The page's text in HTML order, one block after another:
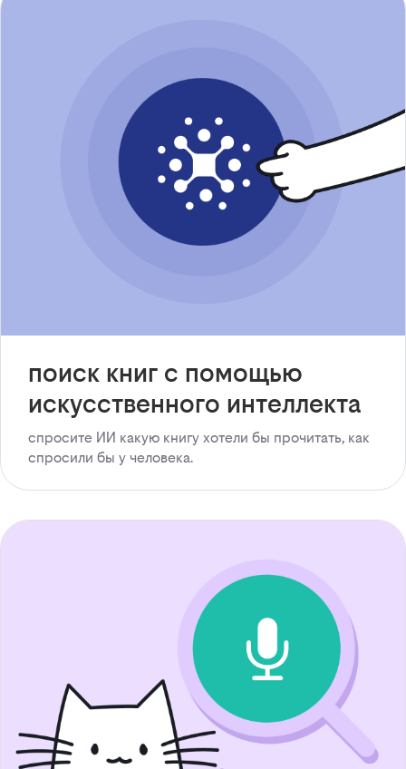
поиск книг с помощью
искусственного интеллекта
спросите ИИ какую книгу хотели бы прочитать, как
спросили бы у человека.